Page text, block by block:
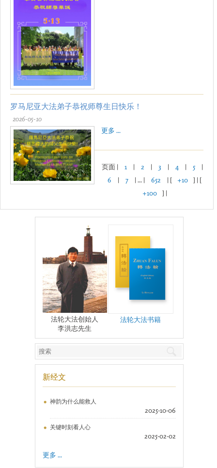
罗马尼亚大法弟子恭祝师尊生日快乐！
2026-05-10
更多 ...
页面 | 1 | 2 | 3 | 4 | 5
|
6
| 7 | ... | 652 | [ +10
] | [
+100
] |
法轮大法创始人
李洪志先生
法轮大法书籍
新经文
神韵为什么能救人
2025-10-06
关键时刻看人心
2025-02-02
更多 ...